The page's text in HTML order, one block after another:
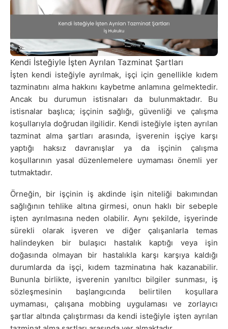
Kendi İsteğiyle İşten Ayrılan Tazminat Şartları
İşten kendi isteğiyle ayrılmak, işçi için genellikle kıdem
tazminatını alma hakkını kaybetme anlamına gelmektedir.
Ancak bu durumun istisnaları da bulunmaktadır. Bu
istisnalar başlıca; işçinin sağlığı, güvenliği ve çalışma
koşullarıyla doğrudan ilgilidir. Kendi isteğiyle işten ayrılan
tazminat alma şartları arasında, işverenin işçiye karşı
yaptığı haksız davranışlar ya da işçinin çalışma
koşullarının yasal düzenlemelere uymaması önemli yer
tutmaktadır.
Örneğin, bir işçinin iş akdinde işin niteliği bakımından
sağlığının tehlike altına girmesi, onun haklı bir sebeple
işten ayrılmasına neden olabilir. Aynı şekilde, işyerinde
sürekli olarak işveren ve diğer çalışanlarla temas
halindeyken bir bulaşıcı hastalık kaptığı veya işin
doğasında olmayan bir hastalıkla karşı karşıya kaldığı
durumlarda da işçi, kıdem tazminatına hak kazanabilir.
Bununla birlikte, işverenin yanıltıcı bilgiler sunması, iş
sözleşmesinin başlangıcında belirtilen koşullara
uymaması, çalışana mobbing uygulaması ve zorlayıcı
şartlar altında çalıştırması da kendi isteğiyle işten ayrılan